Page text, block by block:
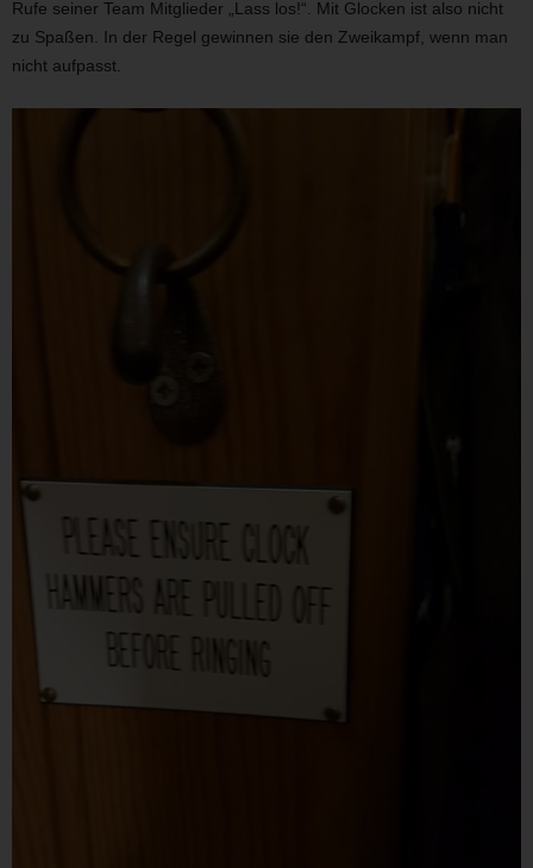
Rufe seiner Team Mitglieder „Lass los!“. Mit Glocken ist also nicht
zu Spaßen. In der Regel gewinnen sie den Zweikampf, wenn man
nicht aufpasst.